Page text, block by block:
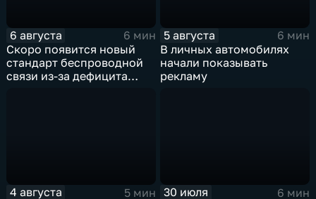
6 августа
6 мин
Скоро появится новый
стандарт беспроводной
связи из-за дефицита
5 августа
6 мин
В личных автомобилях
начали показывать
рекламу
4 августа
5 мин
30 июля
6 мин